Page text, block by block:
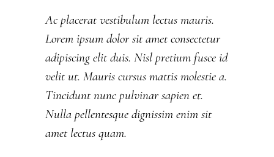
Ac placerat vestibulum lectus mauris.
Lorem ipsum dolor sit amet consectetur
adipiscing elit duis. Nisl pretium fusce id
velit ut. Mauris cursus mattis molestie a.
Tincidunt nunc pulvinar sapien et.
Nulla pellentesque dignissim enim sit
amet lectus quam.